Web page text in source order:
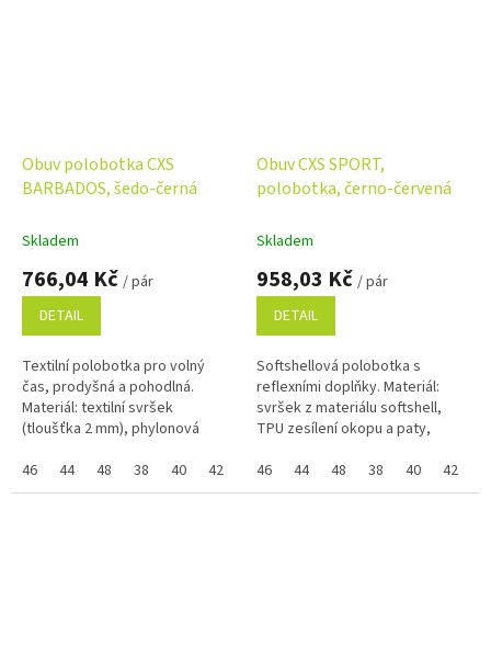
Obuv polobotka CXS
BARBADOS, šedo-černá
Skladem
766,04 Kč / pár
DETAIL
Textilní polobotka pro volný
čas, prodyšná a pohodlná.
Materiál: textilní svršek
(tloušťka 2 mm), phylonová
samostatná velikost zboží a
zobrazuje se...
46 44 48 38 40 42 36 39 41 43 45 37
Obuv CXS SPORT,
polobotka, černo-červená
Skladem
958,03 Kč / pár
DETAIL
Softshellová polobotka s
reflexními doplňky. Materiál:
svršek z materiálu softshell,
TPU zesílení okopu a paty,
pohodlná anatomická vkládací
stélka z...
46 44 48 38 40 42